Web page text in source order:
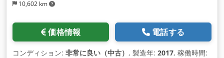
10,602 km
価格情報 電話する
コンディション: 非常に良い（中古） , 製造年: 2017, 稼働時間: